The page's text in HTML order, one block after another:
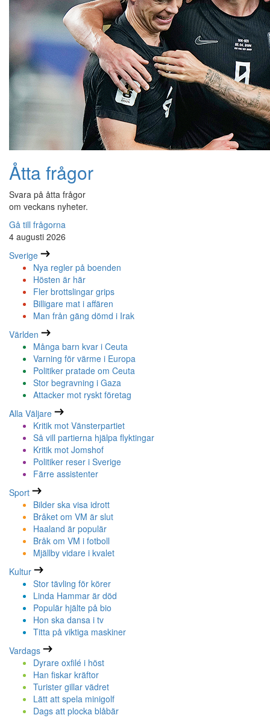
Åtta frågor
Svara på åtta frågor
om veckans nyheter.
Gå till frågorna
4 augusti 2026
Sverige
Nya regler på boenden
Hösten är här
Fler brottslingar grips
Billigare mat i affären
Man från gäng dömd i Irak
Världen
Många barn kvar i Ceuta
Varning för värme i Europa
Politiker pratade om Ceuta
Stor begravning i Gaza
Attacker mot ryskt företag
Alla Väljare
Kritik mot Vänsterpartiet
Så vill partierna hjälpa flyktingar
Kritik mot Jomshof
Politiker reser i Sverige
Färre assistenter
Sport
Bilder ska visa idrott
Bråket om VM är slut
Haaland är populär
Bråk om VM i fotboll
Mjällby vidare i kvalet
Kultur
Stor tävling för körer
Linda Hammar är död
Populär hjälte på bio
Hon ska dansa i tv
Titta på viktiga maskiner
Vardags
Dyrare oxfilé i höst
Han fiskar kräftor
Turister gillar vädret
Lätt att spela minigolf
Dags att plocka blåbär